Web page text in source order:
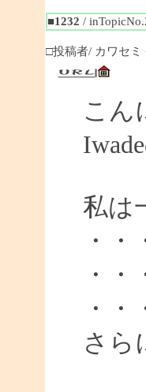
■1232 /
□投稿者/ カワセミ
こん
私は
・・
・・
・・
さら